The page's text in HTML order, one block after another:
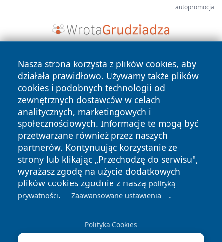
autopromocja
Nasza strona korzysta z plików cookies, aby
działała prawidłowo. Używamy także plików
cookies i podobnych technologii od
zewnętrznych dostawców w celach
analitycznych, marketingowych i
społecznościowych. Informacje te mogą być
przetwarzane również przez naszych
partnerów. Kontynuując korzystanie ze
strony lub klikając „Przechodzę do serwisu",
wyrażasz zgodę na użycie dodatkowych
plików cookies zgodnie z naszą polityką
prywatności. Zaawansowane ustawienia .
Polityka Cookies
Copyright © 2026 wrotatarnowa.pl Wszystkie prawa
zastrzeżone.
News Autorzy
Polityka
Prywatności
Polityka
Cookies